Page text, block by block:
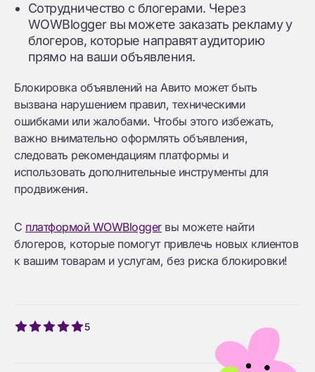
Сотрудничество с блогерами. Через
WOWBlogger вы можете заказать рекламу у
блогеров, которые направят аудиторию
прямо на ваши объявления.
Блокировка объявлений на Авито может быть
вызвана нарушением правил, техническими
ошибками или жалобами. Чтобы этого избежать,
важно внимательно оформлять объявления,
следовать рекомендациям платформы и
использовать дополнительные инструменты для
продвижения.
С платформой WOWBloggerвы можете найти
блогеров, которые помогут привлечь новых клиентов
к вашим товарам и услугам, без риска блокировки!
5